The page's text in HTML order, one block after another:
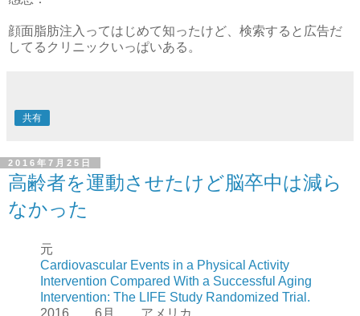
顔面脂肪注入ってはじめて知ったけど、検索すると広告だ
してるクリニックいっぱいある。
共有
2016年7月25日
高齢者を運動させたけど脳卒中は減ら
なかった
元
Cardiovascular Events in a Physical Activity
Intervention Compared With a Successful Aging
Intervention: The LIFE Study Randomized Trial.
2016 6月 アメリカ